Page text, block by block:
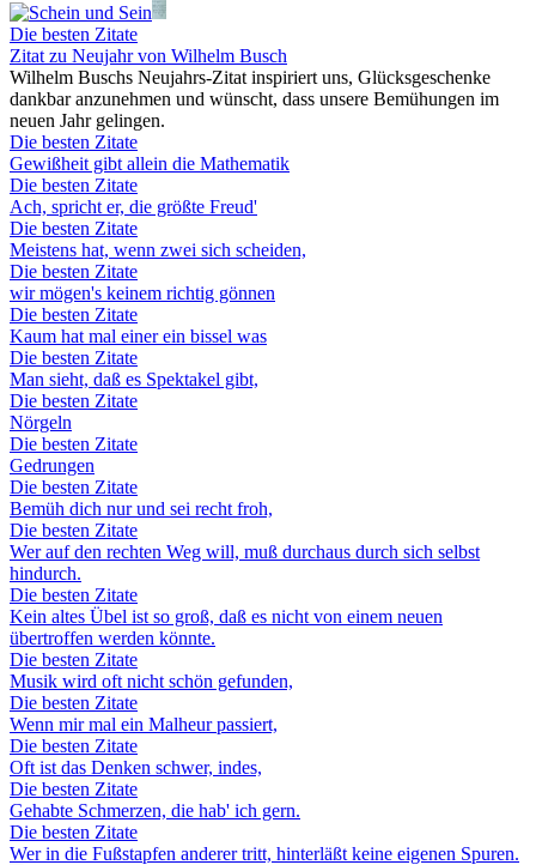
Die besten Zitate
Zitat zu Neujahr von Wilhelm Busch
Wilhelm Buschs Neujahrs-Zitat inspiriert uns, Glücksgeschenke
dankbar anzunehmen und wünscht, dass unsere Bemühungen im
neuen Jahr gelingen.
Die besten Zitate
Gewißheit gibt allein die Mathematik
Die besten Zitate
Ach, spricht er, die größte Freud'
Die besten Zitate
Meistens hat, wenn zwei sich scheiden,
Die besten Zitate
wir mögen's keinem richtig gönnen
Die besten Zitate
Kaum hat mal einer ein bissel was
Die besten Zitate
Man sieht, daß es Spektakel gibt,
Die besten Zitate
Nörgeln
Die besten Zitate
Gedrungen
Die besten Zitate
Bemüh dich nur und sei recht froh,
Die besten Zitate
Wer auf den rechten Weg will, muß durchaus durch sich selbst
hindurch.
Die besten Zitate
Kein altes Übel ist so groß, daß es nicht von einem neuen
übertroffen werden könnte.
Die besten Zitate
Musik wird oft nicht schön gefunden,
Die besten Zitate
Wenn mir mal ein Malheur passiert,
Die besten Zitate
Oft ist das Denken schwer, indes,
Die besten Zitate
Gehabte Schmerzen, die hab' ich gern.
Die besten Zitate
Wer in die Fußstapfen anderer tritt, hinterläßt keine eigenen Spuren.